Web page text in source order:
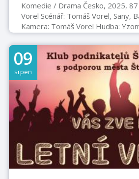
Komedie / Drama Česko, 2025,
Vorel Scénář: Tomáš Vorel, Sany,
Kamera: Tomáš Vorel Hudba:
Zensor Hrají: Jiří Mádl, Tomáš
Filip Vorel, Lukáš Cína, Vilma
Zuzana Bydžovská, Eva
Leichtová (více) Produkce: Miloslav
Sedláček, Tomáš Vorel Střih: Filip
Luhový Scénografie: Tomáš Vorel
Riehs Kostýmy: Iva Rašková, ...
09
srpen